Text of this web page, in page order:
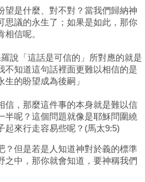
望是什麼、對不對？當我們歸納神
思議的永生了；如果是如此，那你
信呢。
說「這話是可信的」所對應的就是
不知道這句話裡面更難以相信的是
的盼望成為後嗣」
信，那麼這件事的本身就是難以信
半呢？這個問題就像是耶穌問圍繞
起來行走容易些呢？(馬太9:5)
？但是若是人知道神對於義的標準
之中，那你就會知道，要神稱我們